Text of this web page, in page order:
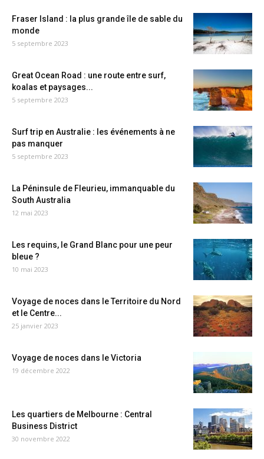
Fraser Island : la plus grande île de sable du
monde
5 septembre 2023
Great Ocean Road : une route entre surf,
koalas et paysages...
5 septembre 2023
Surf trip en Australie : les événements à ne
pas manquer
5 septembre 2023
La Péninsule de Fleurieu, immanquable du
South Australia
12 mai 2023
Les requins, le Grand Blanc pour une peur
bleue ?
10 mai 2023
Voyage de noces dans le Territoire du Nord
et le Centre...
25 janvier 2023
Voyage de noces dans le Victoria
19 décembre 2022
Les quartiers de Melbourne : Central
Business District
30 novembre 2022